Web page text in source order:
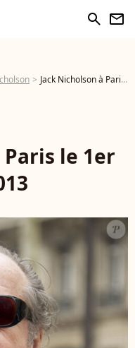
search newsletter
Jack Nicholson à Paris le 1er mars 2013 - Photo
Paris le 1er